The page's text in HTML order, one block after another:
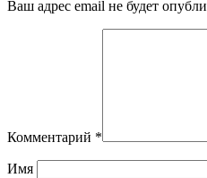
Ваш адрес email не будет
Комментарий *
Имя